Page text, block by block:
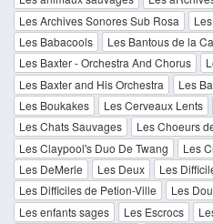
Les Archives Sonores Sub Rosa
Les Babacools
Les Bantous de la
Les Baxter - Orchestra And Chorus
Les Baxter and His Orchestra
Les
Les Boukakes
Les Cerveaux Lents
Les Chats Sauvages
Les Choeurs
Les Claypool's Duo De Twang
Les
Les DeMerle
Les Deux
Les
Les Difficiles de Petion-Ville
Les
Les enfants sages
Les Escrocs